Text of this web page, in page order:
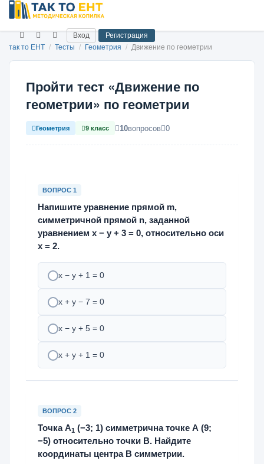
Вход
Регистрация
так то ЕНТ / Тесты / Геометрия / Движение по геометрии
Пройти тест «Движение по
геометрии» по геометрии
Геометрия 9 класс 10вопросов 0
ВОПРОС 1
Напишите уравнение прямой m,
симметричной прямой n, заданной
уравнением х − у + 3 = 0, относительно оси
х = 2.
х − у + 1 = 0
х + у − 7 = 0
х − у + 5 = 0
х + у + 1 = 0
ВОПРОС 2
Точка А1 (−3; 1) симметрична точке А (9;
−5) относительно точки В. Найдите
координаты центра В симметрии.